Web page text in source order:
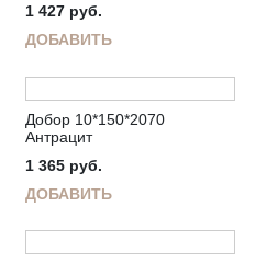
1 427 руб.
ДОБАВИТЬ
Добор 10*150*2070
Антрацит
1 365 руб.
ДОБАВИТЬ